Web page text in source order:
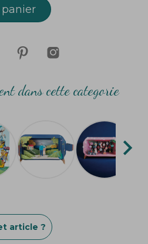
dans cette categorie

article ?